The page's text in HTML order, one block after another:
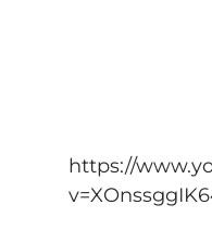
https://